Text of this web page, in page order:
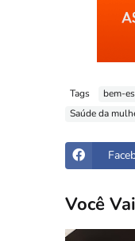
Tags bem-
Saúde da
Você